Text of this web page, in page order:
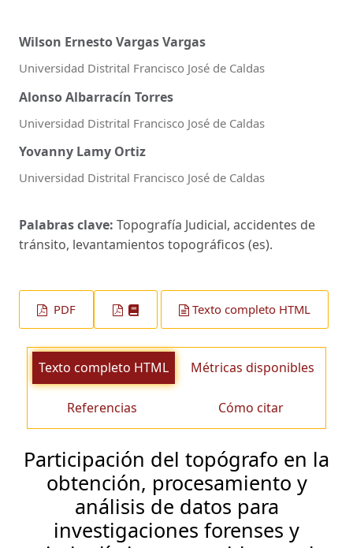
Wilson Ernesto Vargas Vargas
Universidad Distrital Francisco José de Caldas
Alonso Albarracín Torres
Universidad Distrital Francisco José de Caldas
Yovanny Lamy Ortiz
Universidad Distrital Francisco José de Caldas
Palabras clave: Topografía Judicial, accidentes de
tránsito, levantamientos topográficos (es).
PDF Texto completo HTML
Texto completo HTML Métricas disponibles
Referencias Cómo citar
Participación del topógrafo en la
obtención, procesamiento y
análisis de datos para
investigaciones forenses y